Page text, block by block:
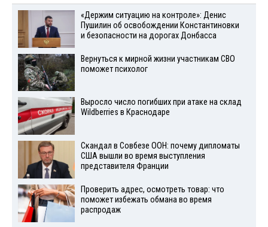
«Держим ситуацию на контроле»: Денис
Пушилин об освобождении Константиновки
и безопасности на дорогах Донбасса
Вернуться к мирной жизни участникам СВО
поможет психолог
Выросло число погибших при атаке на склад
Wildberries в Краснодаре
Скандал в Совбезе ООН: почему дипломаты
США вышли во время выступления
представителя Франции
Проверить адрес, осмотреть товар: что
поможет избежать обмана во время
распродаж